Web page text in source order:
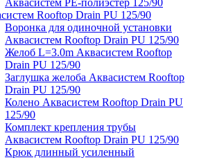
Аквасистем PE-полиэстер 125/90
Rooftop Drain PU 125/90
Воронка для одиночной установки
Аквасистем Rooftop Drain PU 125/90
Желоб L=3.0m Аквасистем Rooftop
Drain PU 125/90
Заглушка желоба Аквасистем Rooftop
Drain PU 125/90
Колено Аквасистем Rooftop Drain PU
125/90
Комплект крепления трубы
Аквасистем Rooftop Drain PU 125/90
Крюк длинный усиленный